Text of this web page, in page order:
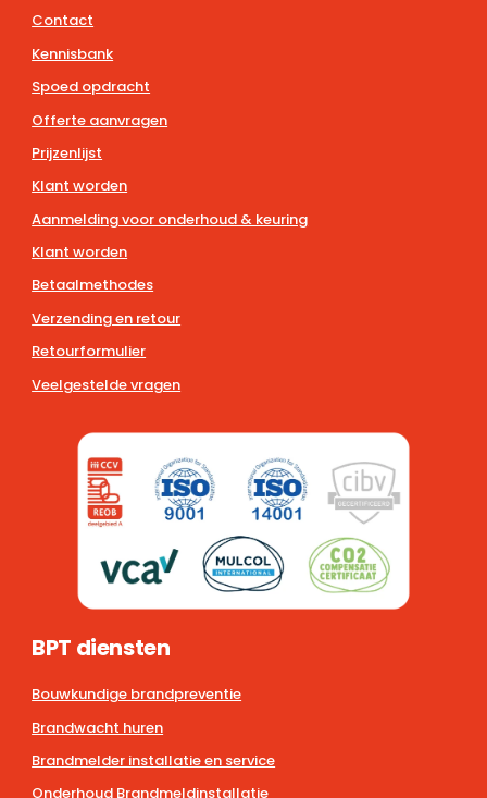
Contact
Kennisbank
Spoed opdracht
Offerte aanvragen
Prijzenlijst
Klant worden
Aanmelding voor onderhoud & keuring
Klant worden
Betaalmethodes
Verzending en retour
Retourformulier
Veelgestelde vragen
BPT diensten
Bouwkundige brandpreventie
Brandwacht huren
Brandmelder installatie en service
Onderhoud Brandmeldinstallatie